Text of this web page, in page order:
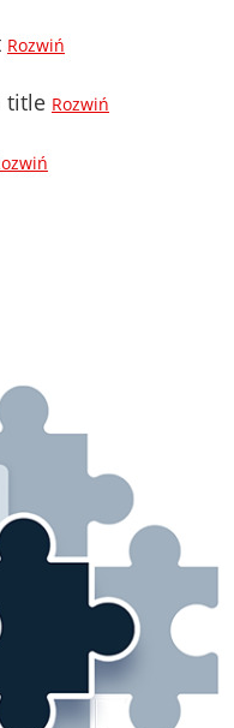
Rozwiń
title Rozwiń